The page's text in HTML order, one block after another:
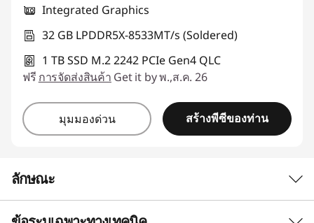
Integrated Graphics
32 GB LPDDR5X-8533MT/s (Soldered)
1 TB SSD M.2 2242 PCIe Gen4 QLC
ฟรี การจัดส่งสินค้า Get it by พ.,ส.ค. 26
มุมมองด่วน สร้างพีซีของท่าน
ลักษณะ